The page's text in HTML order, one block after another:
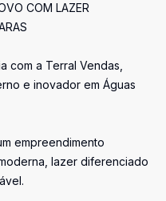
COM LAZER
com a Terral Vendas,
e inovador em Águas
empreendimento
lazer diferenciado